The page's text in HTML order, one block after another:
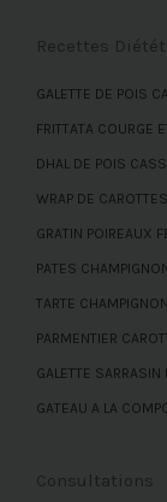
Recettes
GALETTE DE POIS
FRITTATA COURGE
DHAL DE POIS
WRAP DE CAROTTES
GRATIN POIREAUX
PATES
TARTE
PARMENTIER
GALETTE
GATEAU A LA
Consultations